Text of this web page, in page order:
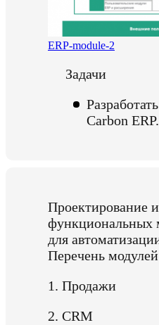
ERP-module-2
Задачи
Carbon ERP.
Проектирование
функциональных
для
Перечень
1. Продажи
2. CRM